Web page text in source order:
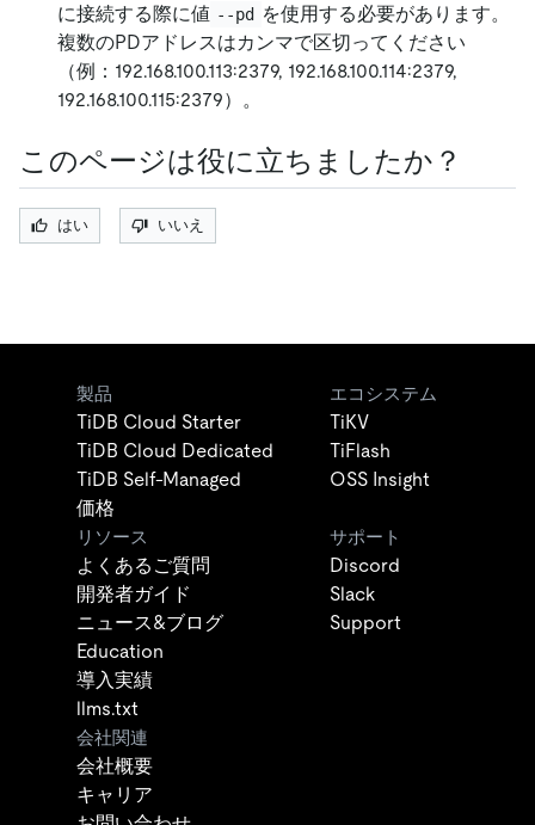
に接続する際に値 --pd
を使用する必要があります。
複数のPDアドレスはカンマで区切ってください
（例：192.168.100.113:2379, 192.168.100.114:2379,
192.168.100.115:2379）。
このページは役に立ちましたか？
はい いいえ
製品
TiDB Cloud Starter
TiDB Cloud Dedicated
TiDB Self-Managed
価格
エコシステム
TiKV
TiFlash
OSS Insight
リソース
よくあるご質問
開発者ガイド
ニュース&ブログ
Education
導入実績
llms.txt
サポート
Discord
Slack
Support
会社関連
会社概要
キャリア